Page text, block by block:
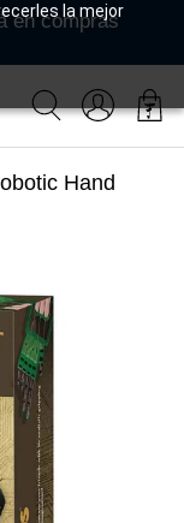
la mejor
en compras
Hand